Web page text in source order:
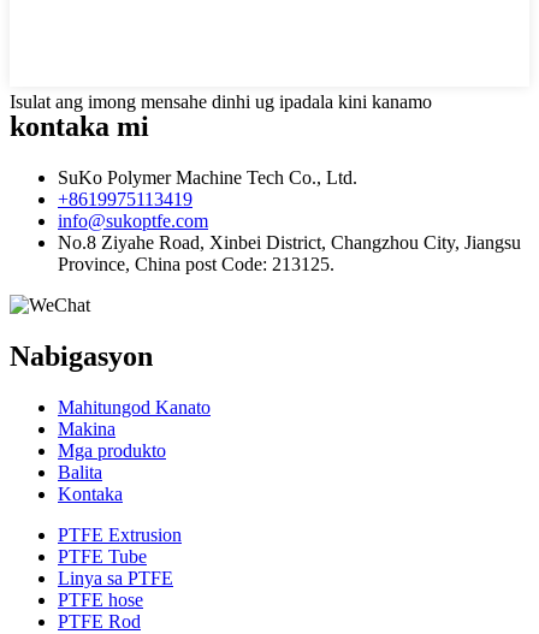
Isulat ang imong mensahe dinhi ug ipadala kini kanamo
kontaka mi
SuKo Polymer Machine Tech Co., Ltd.
+8619975113419
info@sukoptfe.com
No.8 Ziyahe Road, Xinbei District, Changzhou City, Jiangsu
Province, China post Code: 213125.
Nabigasyon
Mahitungod Kanato
Makina
Mga produkto
Balita
Kontaka
PTFE Extrusion
PTFE Tube
Linya sa PTFE
PTFE hose
PTFE Rod